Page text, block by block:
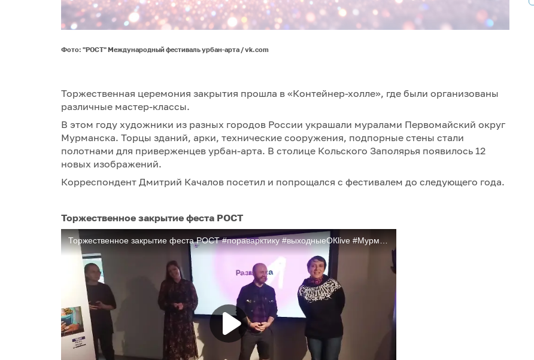
Фото: "РОСТ" Международный фестиваль урбан-арта / vk.com
Торжественная церемония закрытия прошла в «Контейнер-холле», где были организованы
различные мастер-классы.
В этом году художники из разных городов России украшали муралами Первомайский округ
Мурманска. Торцы зданий, арки, технические сооружения, подпорные стены стали
полотнами для приверженцев урбан-арта. В столице Кольского Заполярья появилось 12
новых изображений.
Корреспондент Дмитрий Качалов посетил и попрощался с фестивалем до следующего года.
Торжественное закрытие феста РОСТ